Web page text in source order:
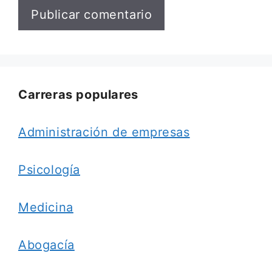
Carreras populares
Administración de empresas
Psicología
Medicina
Abogacía